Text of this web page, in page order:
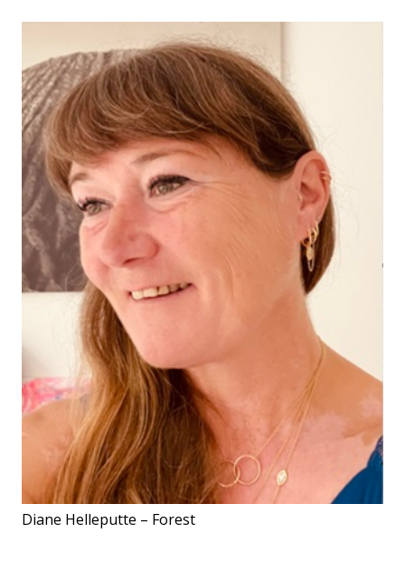
Diane Helleputte – Forest